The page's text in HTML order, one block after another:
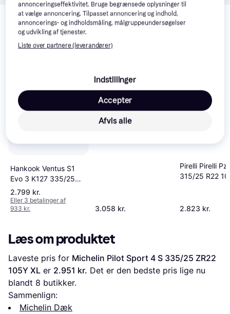
Relaterede produkter
Se vores forslag til andre produkter, der matcher dine
Hankook Ventus S1
Evo 3 K127 335/25
ZR22 105Y XL 4PR
2.799 kr.
Eller 3 betalinger af
933 kr.
Vredestein Ultrac
3.058 kr.
Pirelli Pirelli
315/25 R22
2.823 kr.
Læs om produktet
Laveste pris for Michelin Pilot Sport 4 S 335/25 ZR22
105Y XL er 2.951 kr. Det er den bedste pris lige nu
blandt 8 butikker.
Sammenlign:
Michelin Dæk
annonceringseffektivitet. Bruge begrænsede oplysninger til
at vælge annoncering. Tilpasset annoncering og indhold,
annoncerings- og indholdsmåling, målgruppeundersøgelser
og udvikling af tjenester.
Liste over partnere (leverandører)
Indstillinger
Afvis alle
Accepter